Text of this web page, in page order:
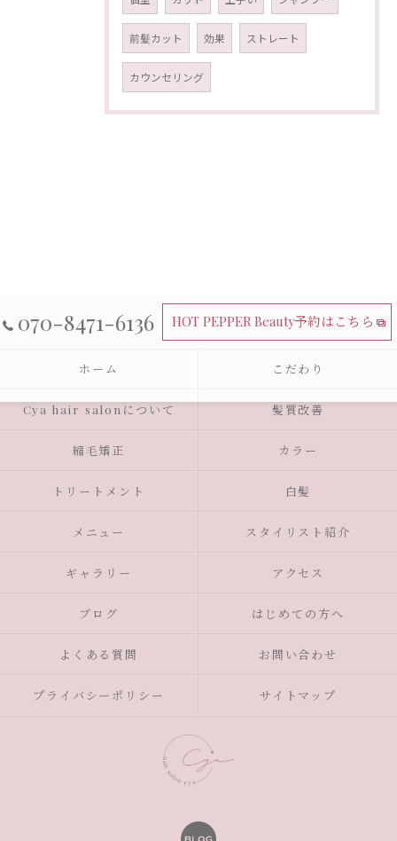
前髪カット 効果 ストレート
カウンセリング
070-8471-6136 HOT PEPPER Beauty予約はこちら
ホーム こだわり
Cya hair salonについて 髪質改善
縮毛矯正 カラー
トリートメント 白髪
メニュー スタイリスト紹介
ギャラリー アクセス
ブログ はじめての方へ
よくある質問 お問い合わせ
プライバシーポリシー サイトマップ